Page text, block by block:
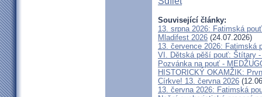
Související články:
13. srpna 2026: Fatimská
Mladifest 2026 (24.07.2026)
13. července 2026: Fatimská
VI. Dětská pěší pouť: Štítary
Pozvánka na pouť -
HISTORICKÝ OKAMŽIK:
Církve! 13. června 2026
13. června 2026: Fatimská